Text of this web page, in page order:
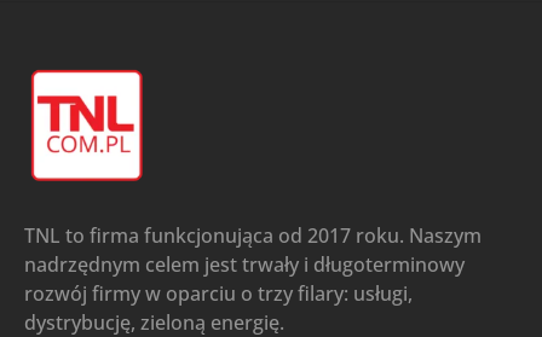
TNL to firma funkcjonująca od 2017 roku. Naszym
nadrzędnym celem jest trwały i długoterminowy
rozwój firmy w oparciu o trzy filary: usługi,
dystrybucję, zieloną energię.